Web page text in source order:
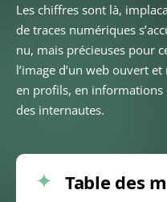
Les chiffres sont là,
de traces numériques
nu, mais précieuses pour
l’image d’un web ouvert
en profils, en informations
des internautes.
Table des